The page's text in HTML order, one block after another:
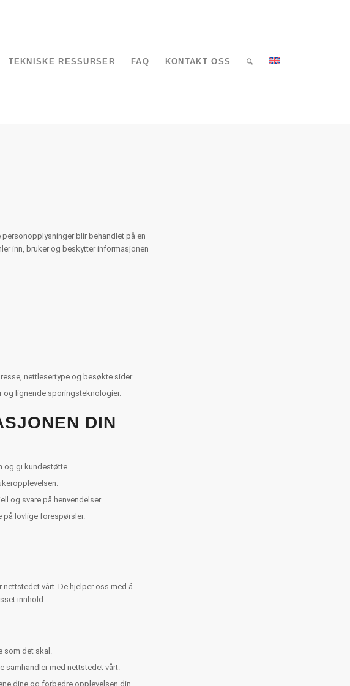
TEKNISKE RESSURSER FAQ KONTAKT OSS
blir behandlet på en
inn, bruker og beskytter informasjonen
nettlesertype og besøkte sider.
og lignende sporingsteknologier.
DIN
og gi kundestøtte.
og svare på henvendelser.
på lovlige forespørsler.
vårt. De hjelper oss med å
innhold.
som det skal.
samhandler med nettstedet vårt.
dine og forbedre opplevelsen din.